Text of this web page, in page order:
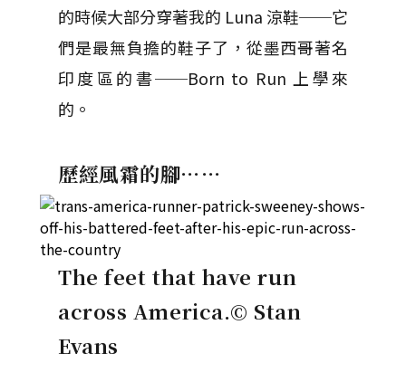
的時候大部分穿著我的 Luna 涼鞋──它
們是最無負擔的鞋子了，從墨西哥著名
印度區的書──Born to Run 上學來
的。
歷經風霜的腳……
The feet that have run
across America.© Stan
Evans